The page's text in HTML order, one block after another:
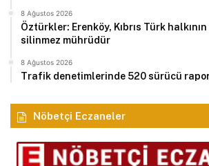
8 Ağustos 2026
Öztürkler: Erenköy, Kıbrıs Türk
silinmez mührüdür
8 Ağustos 2026
Trafik denetimlerinde 520 sürücü
Nöbetçi Eczaneler